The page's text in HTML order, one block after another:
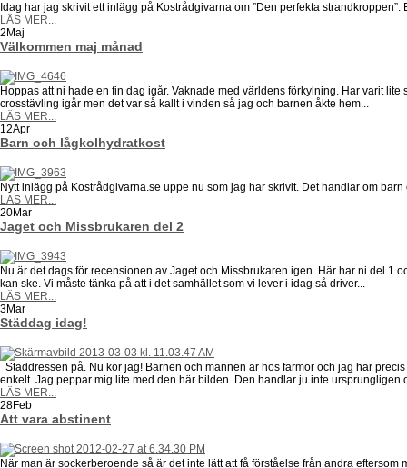
Idag har jag skrivit ett inlägg på Kostrådgivarna om ”Den perfekta
LÄS MER...
2 Maj
Välkommen maj månad
Hoppas att ni hade en fin dag igår. Vaknade med världens förkylning. Har varit
crosstävling igår men det var så kallt i vinden så jag och barnen åkte hem...
LÄS MER...
12Apr
Barn och lågkolhydratkost
Nytt inlägg på Kostrådgivarna.se uppe nu som jag har skrivit. Det handlar om
LÄS MER...
20Mar
Jaget och Missbrukaren del 2
Nu är det dags för recensionen av Jaget och Missbrukaren igen. Här har ni del 1
kan ske. Vi måste tänka på att i det samhället som vi lever i idag så driver...
LÄS MER...
3Mar
Städdag idag!
Städdressen på. Nu kör jag! Barnen och mannen är hos farmor och jag har
enkelt. Jag peppar mig lite med den här bilden. Den handlar ju inte ursprungligen
LÄS MER...
28Feb
Att vara abstinent
När man är sockerberoende så är det inte lätt att få förståelse från andra